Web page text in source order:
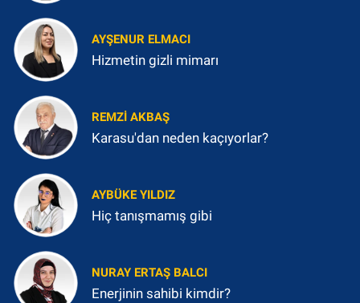
AYŞENUR ELMACI
Hizmetin gizli mimarı
REMZI AKBAŞ
Karasu'dan neden kaçıyorlar?
AYBÜKE YILDIZ
Hiç tanışmamış gibi
NURAY ERTAŞ BALCI
Enerjinin sahibi kimdir?